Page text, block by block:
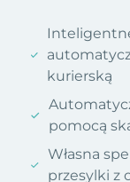
kurierską
pomocą
Własna
przesylki z